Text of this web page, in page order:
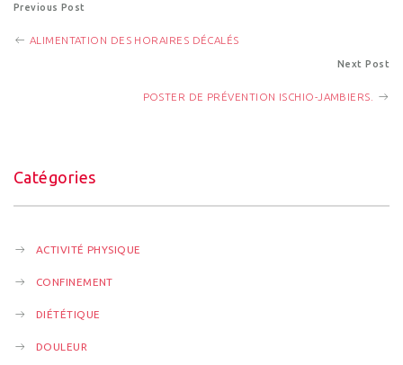
P
n
a
v
i
Previous Post
ALIMENTATION DES HORAIRES DÉCALÉS
Next Post
POSTER DE PRÉVENTION ISCHIO-JAMBIERS.
Catégories
ACTIVITÉ PHYSIQUE
CONFINEMENT
DIÉTÉTIQUE
DOULEUR